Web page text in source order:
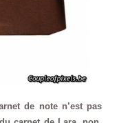
de note n’est pas